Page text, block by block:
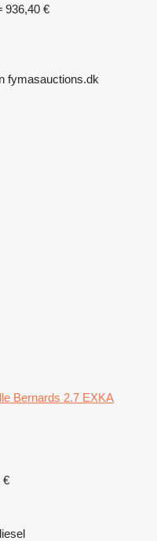
936,40 €
fymasauctions.dk
Bernards 2.7 EXKA
€